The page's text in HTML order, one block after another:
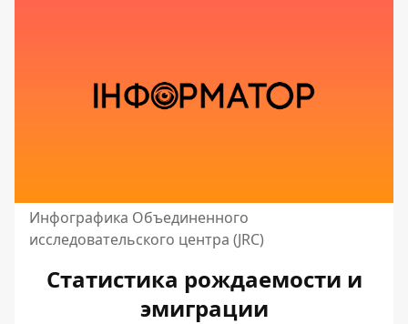
Инфографика Объединенного
исследовательского центра (JRC)
Статистика рождаемости и
эмиграции